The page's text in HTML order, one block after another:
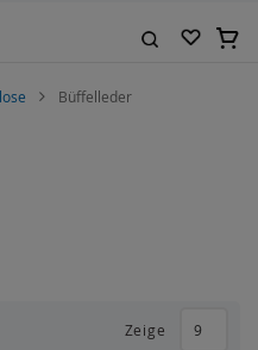
Büffelleder
Zeige